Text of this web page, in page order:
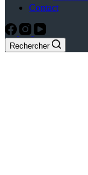
Contact
Rechercher